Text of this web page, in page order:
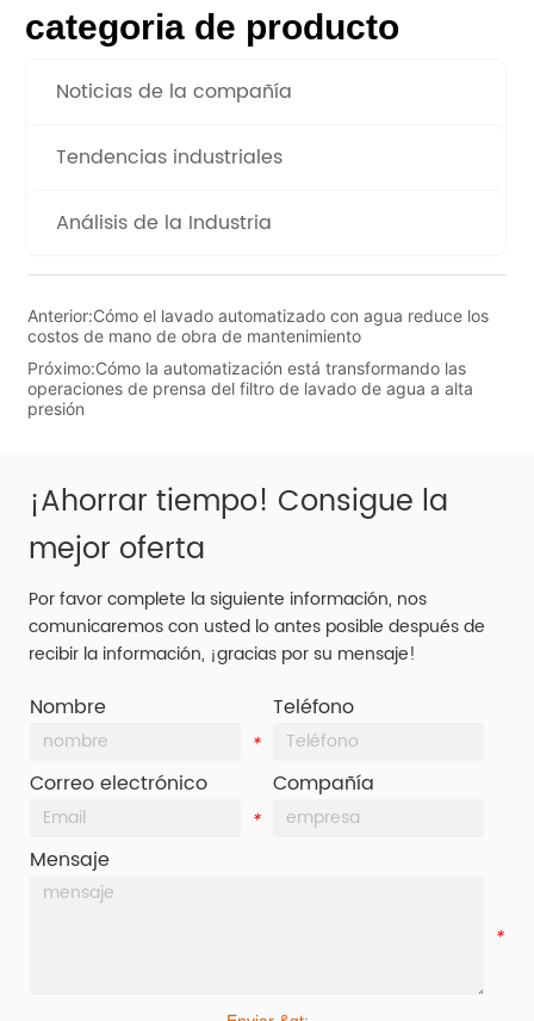
categoria de producto
Noticias de la compañía
Tendencias industriales
Análisis de la Industria
Anterior:Cómo el lavado automatizado con agua reduce los
costos de mano de obra de mantenimiento
Próximo:Cómo la automatización está transformando las
operaciones de prensa del filtro de lavado de agua a alta
presión
¡Ahorrar tiempo! Consigue la
mejor oferta
Por favor complete la siguiente información, nos
comunicaremos con usted lo antes posible después de
recibir la información, ¡gracias por su mensaje!
Nombre
*
Teléfono
Correo electrónico
*
Compañía
Mensaje
*